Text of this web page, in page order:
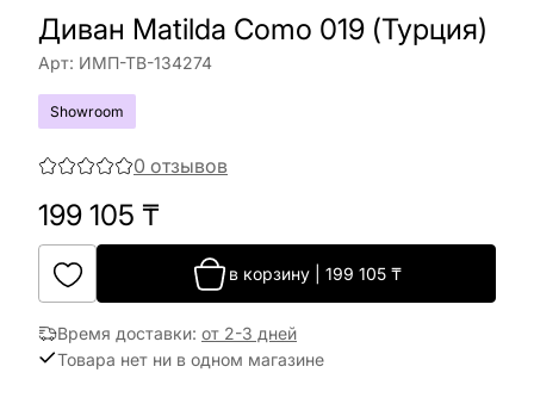
Диван Matilda Como 019 (Турция)
Арт: ИМП-ТВ-134274
Showroom
0 отзывов
199 105 ₸
в корзину 199 105 ₸
Время доставки: от 2-3 дней
Товара нет ни в одном магазине